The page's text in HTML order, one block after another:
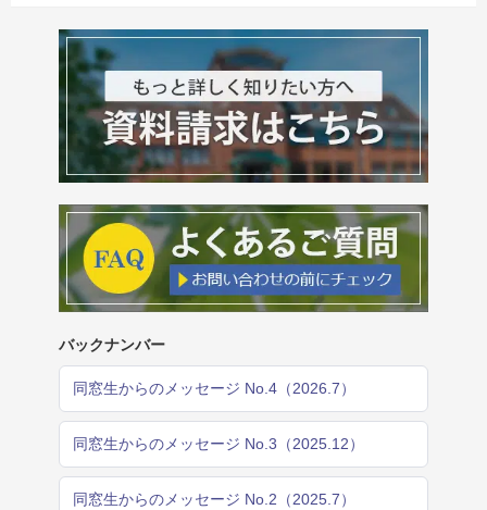
バックナンバー
同窓生からのメッセージ No.4（2026.7）
同窓生からのメッセージ No.3（2025.12）
同窓生からのメッセージ No.2（2025.7）